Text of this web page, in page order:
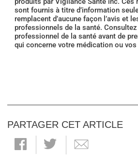
sont fournis à titre d’information
remplacent d’aucune façon l’avis et
professionnels de la santé.
professionnel de la santé avant de
qui concerne votre médication ou
PARTAGER CET ARTICLE